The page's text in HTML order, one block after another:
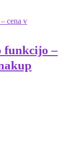
funkcijo –